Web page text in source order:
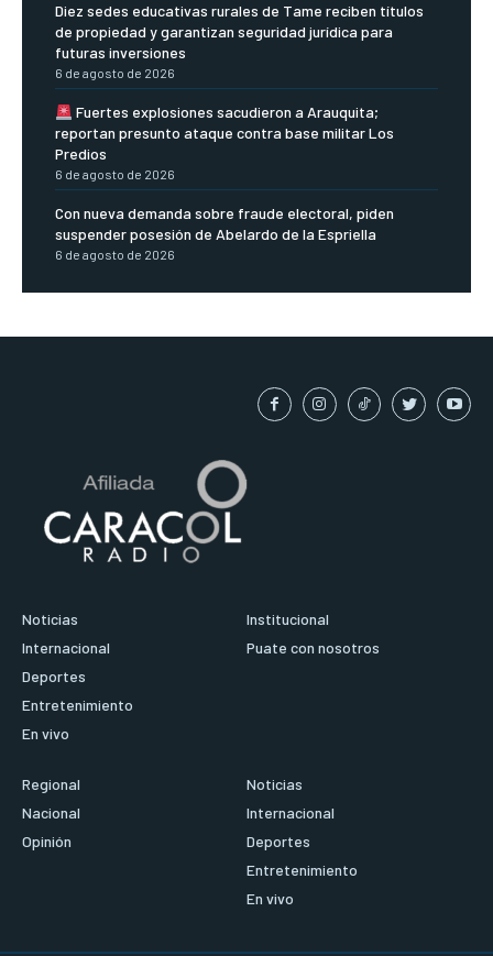
Diez sedes educativas rurales de Tame reciben títulos
de propiedad y garantizan seguridad jurídica para
futuras inversiones
6 de agosto de 2026
Fuertes explosiones sacudieron a Arauquita;
reportan presunto ataque contra base militar Los
Predios
6 de agosto de 2026
Con nueva demanda sobre fraude electoral, piden
suspender posesión de Abelardo de la Espriella
6 de agosto de 2026
Noticias
Internacional
Deportes
Entretenimiento
En vivo
Institucional
Puate con nosotros
Regional
Nacional
Opinión
Noticias
Internacional
Deportes
Entretenimiento
En vivo